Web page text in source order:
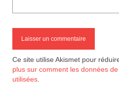
Ce site utilise Akismet pour
plus sur comment les données
utilisées